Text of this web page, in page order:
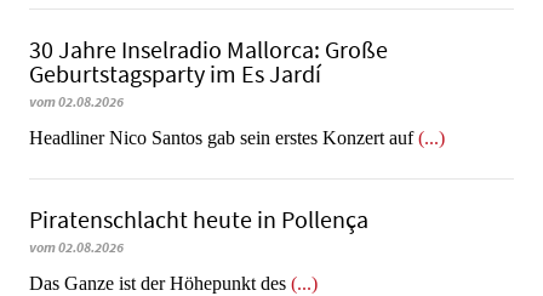
30 Jahre Inselradio Mallorca: Große
Geburtstagsparty im Es Jardí
vom 02.08.2026
Headliner Nico Santos gab sein erstes Konzert auf(...)
Piratenschlacht heute in Po­llen­ça
vom 02.08.2026
​​​​​​​Das Ganze ist der Höhepunkt des (...)